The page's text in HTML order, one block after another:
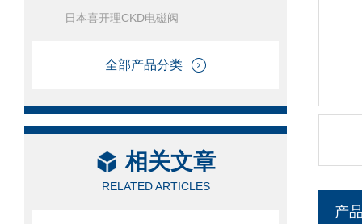
日本喜开理CKD电磁阀
全部产品分类
相关文章
RELATED ARTICLES
产